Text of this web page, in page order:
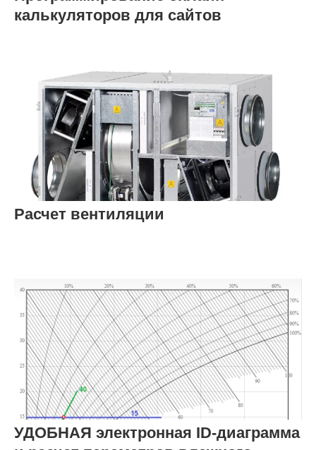
калькуляторов для сайтов
Расчет вентиляции
УДОБНАЯ электронная ID-диаграмма